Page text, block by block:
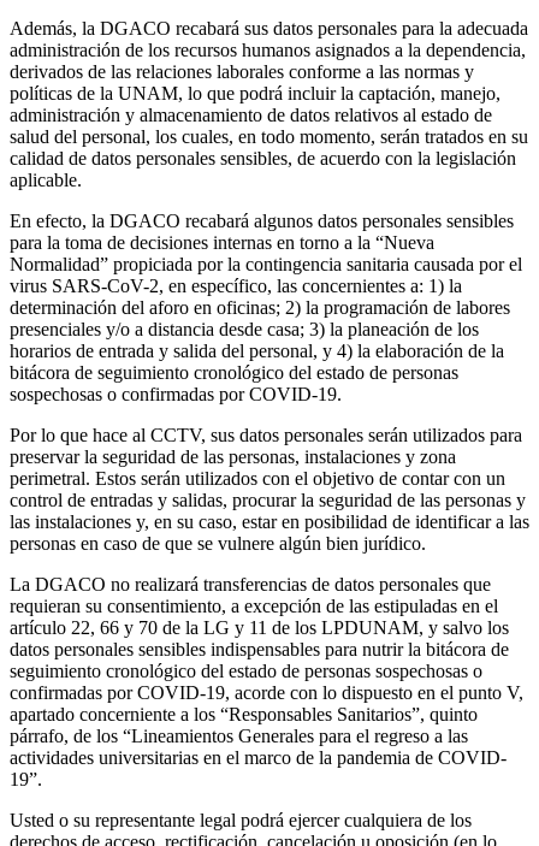
Además, la DGACO recabará sus datos personales para la adecuada
administración de los recursos humanos asignados a la dependencia,
derivados de las relaciones laborales conforme a las normas y
políticas de la UNAM, lo que podrá incluir la captación, manejo,
administración y almacenamiento de datos relativos al estado de
salud del personal, los cuales, en todo momento, serán tratados en su
calidad de datos personales sensibles, de acuerdo con la legislación
aplicable.
En efecto, la DGACO recabará algunos datos personales sensibles
para la toma de decisiones internas en torno a la “Nueva
Normalidad” propiciada por la contingencia sanitaria causada por el
virus SARS-CoV-2, en específico, las concernientes a: 1) la
determinación del aforo en oficinas; 2) la programación de labores
presenciales y/o a distancia desde casa; 3) la planeación de los
horarios de entrada y salida del personal, y 4) la elaboración de la
bitácora de seguimiento cronológico del estado de personas
sospechosas o confirmadas por COVID-19.
Por lo que hace al CCTV, sus datos personales serán utilizados para
preservar la seguridad de las personas, instalaciones y zona
perimetral. Estos serán utilizados con el objetivo de contar con un
control de entradas y salidas, procurar la seguridad de las personas y
las instalaciones y, en su caso, estar en posibilidad de identificar a las
personas en caso de que se vulnere algún bien jurídico.
La DGACO no realizará transferencias de datos personales que
requieran su consentimiento, a excepción de las estipuladas en el
artículo 22, 66 y 70 de la LG y 11 de los LPDUNAM, y salvo los
datos personales sensibles indispensables para nutrir la bitácora de
seguimiento cronológico del estado de personas sospechosas o
confirmadas por COVID-19, acorde con lo dispuesto en el punto V,
apartado concerniente a los “Responsables Sanitarios”, quinto
párrafo, de los “Lineamientos Generales para el regreso a las
actividades universitarias en el marco de la pandemia de COVID-
19”.
Usted o su representante legal podrá ejercer cualquiera de los